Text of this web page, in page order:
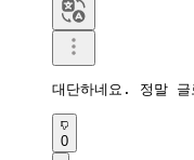
대단하네요. 정말
0